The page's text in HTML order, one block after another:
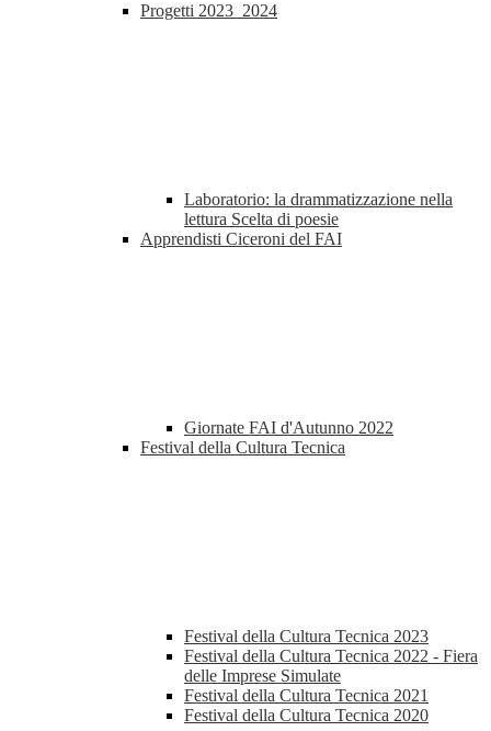
Progetti 2023_2024
Laboratorio: la drammatizzazione nella
lettura Scelta di poesie
Apprendisti Ciceroni del FAI
Giornate FAI d'Autunno 2022
Festival della Cultura Tecnica
Festival della Cultura Tecnica 2023
Festival della Cultura Tecnica 2022 - Fiera
delle Imprese Simulate
Festival della Cultura Tecnica 2021
Festival della Cultura Tecnica 2020